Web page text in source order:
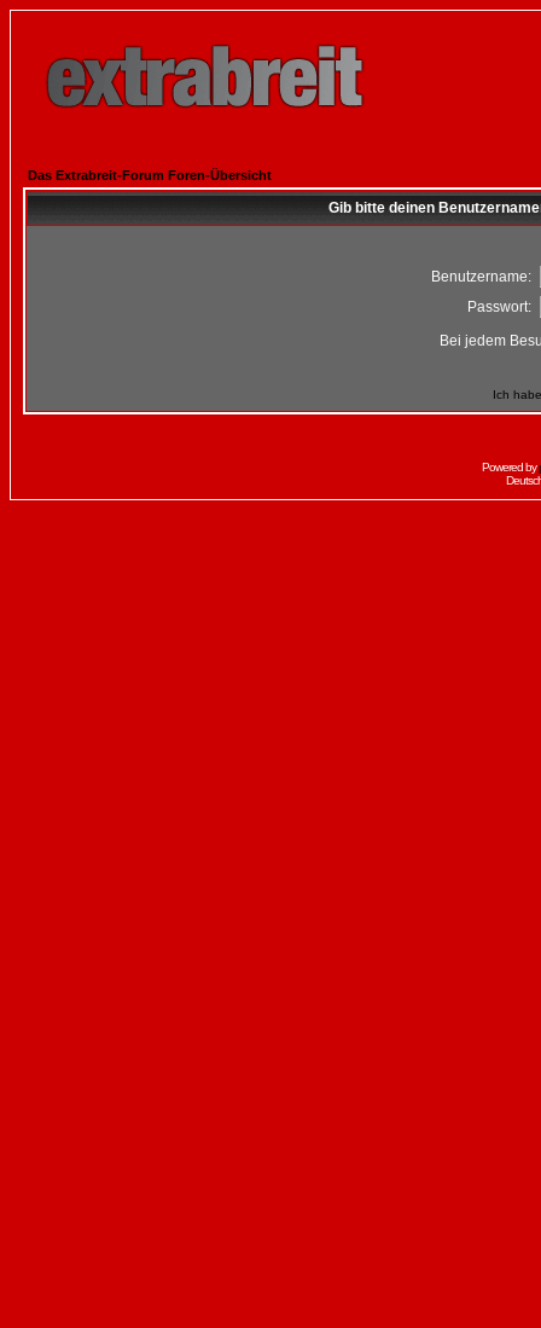
Das Extrabreit-Forum Foren-Übersicht
Gib bitte deinen
Benutzername:
Passwort:
Bei jedem
Ich
Powered by